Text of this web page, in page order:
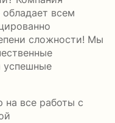
обладает всем
сложности! Мы
успешные
все работы с